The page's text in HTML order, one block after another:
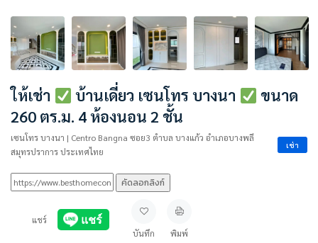
ให้เช่า บ้านเดี่ยว เซนโทร บางนา
ขนาด
260 ตร.ม. 4 ห้องนอน 2 ชั้น
เซนโทร บางนา | Centro Bangna ซอย3 ตำบล บางแก้ว อำเภอบางพลี
สมุทรปราการ ประเทศไทย
เช่า
คัดลอกลิงก์
แชร์
บันทึก
พิมพ์